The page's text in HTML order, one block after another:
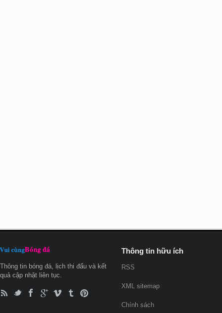
Thông tin bóng đá, lịch thi đấu và kết
quả cập nhật liên tục.
Thông tin hữu ích
RSS
XML sitemap
Chính sách